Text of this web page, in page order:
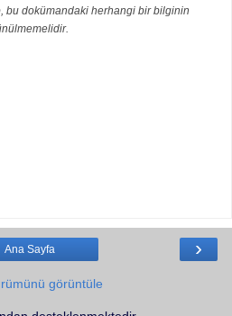
bu dokümandaki herhangi bir bilginin
›
Ana Sayfa
görüntüle